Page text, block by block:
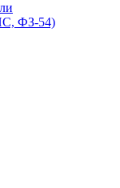
ФЗ-54)